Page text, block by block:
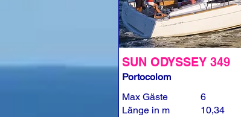
SUN ODYSSEY 349
Portocolom
Max Gäste
Länge in m
6
10,34